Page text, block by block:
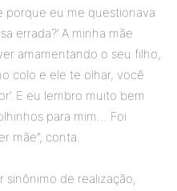
porque eu me questionava
errada?’ A minha mãe
amamentando o seu filho,
colo e ele te olhar, você
E eu lembro muito bem
para mim… Foi
mãe”, conta.
sinônimo de realização,